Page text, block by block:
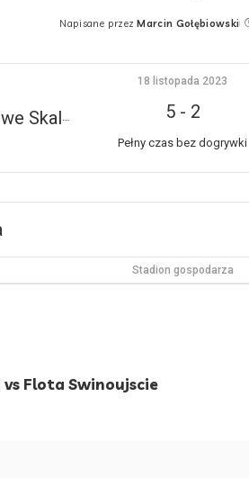
Posted
Napisane przez Marcin Gołębiowski
18 listopada 2023
5- 2
Pełny czas bez dogrywki
Stadion gospodarza
Flota Swinoujscie